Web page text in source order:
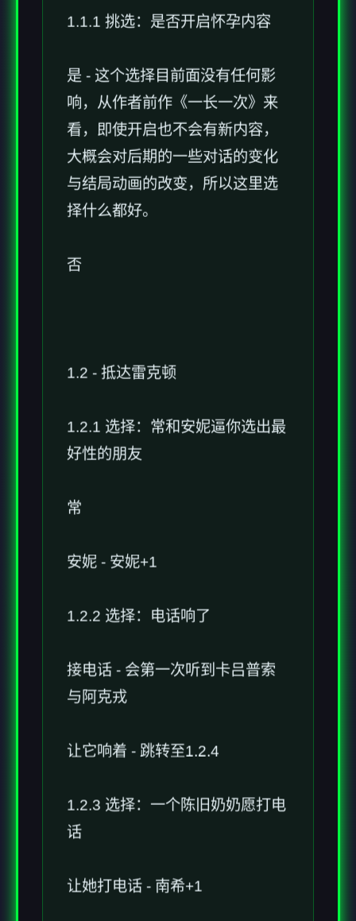
1.1.1 挑选：是否开启怀孕内容
是 - 这个选择目前面没有任何影
响，从作者前作《一长一次》来
看，即使开启也不会有新内容，
大概会对后期的一些对话的变化
与结局动画的改变，所以这里选
择什么都好。
否
1.2 - 抵达雷克顿
1.2.1 选择：常和安妮逼你选出最
好性的朋友
常
安妮 - 安妮+1
1.2.2 选择：电话响了
接电话 - 会第一次听到卡吕普索
与阿克戎
让它响着 - 跳转至1.2.4
1.2.3 选择：一个陈旧奶奶愿打电
话
让她打电话 - 南希+1